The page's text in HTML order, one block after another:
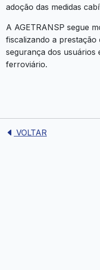
adoção das medidas
A AGETRANSP segue
fiscalizando a
segurança dos usuários
ferroviário.
VOLTAR